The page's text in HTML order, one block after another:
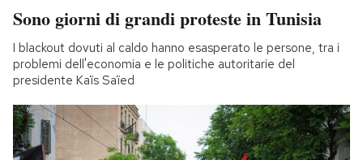
Sono giorni di grandi proteste in Tunisia
I blackout dovuti al caldo hanno esasperato le persone, tra i
problemi dell'economia e le politiche autoritarie del
presidente Kaïs Saïed